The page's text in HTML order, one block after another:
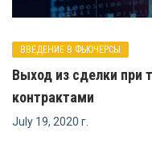
ВВЕДЕНИЕ В ФЬЮЧЕРСЫ
Выход из сделки при
контрактами
July 19, 2020 г.